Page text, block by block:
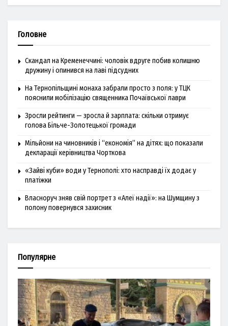
Головне
Скандал на Кременеччині: чоловік вдруге побив колишню
дружину і опинився на лаві підсудних
На Тернопільщині монаха забрали просто з поля: у ТЦК
пояснили мобілізацію священника Почаївської лаври
Зросли рейтинги — зросла й зарплата: скільки отримує
голова Більче-Золотецької громади
Мільйони на чиновників і “економія” на дітях: що показали
декларації керівництва Чорткова
«Зайві куби» води у Тернополі: хто насправді їх додає у
платіжки
Власноруч зняв свій портрет з «Алеї надії»: на Шумщину з
полону повернувся захисник
Популярне